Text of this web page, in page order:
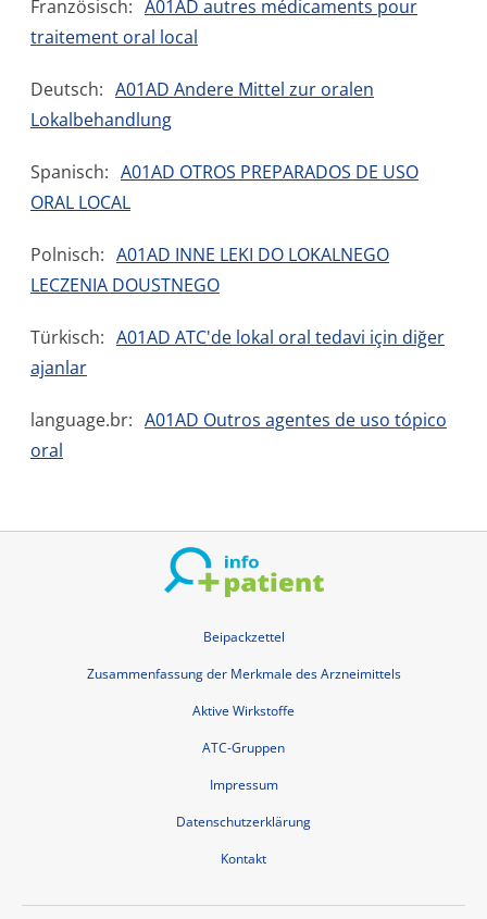
Französisch: A01AD autres médicaments pour
traitement oral local
Deutsch: A01AD Andere Mittel zur oralen
Lokalbehandlung
Spanisch: A01AD OTROS PREPARADOS DE USO
ORAL LOCAL
Polnisch: A01AD INNE LEKI DO LOKALNEGO
LECZENIA DOUSTNEGO
Türkisch: A01AD ATC'de lokal oral tedavi için diğer
ajanlar
language.br: A01AD Outros agentes de uso tópico
oral
Beipackzettel
Zusammenfassung der Merkmale des Arzneimittels
Aktive Wirkstoffe
ATC-Gruppen
Impressum
Datenschutzerklärung
Kontakt